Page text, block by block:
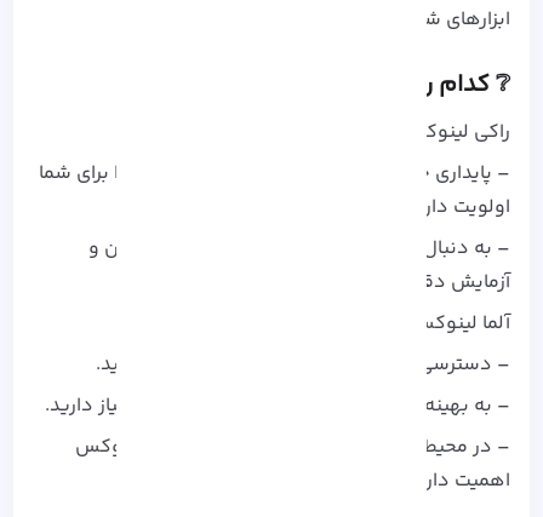
ابزارهای شخص ثالث
❔ کدام را باید انتخاب کنید؟
راکی لینوکس را انتخاب کنید اگر:
– پایداری حداکثری و به‌ روزرسانی‌ های با دقت بالا برای شما
اولویت دارد.
– به دنبال توزیعی هستید که روی قابلیت اطمینان و
آزمایش دقیق تمرکز زیادی دارد.
آلما لینوکس را انتخاب کنید اگر:
– دسترسی سریع‌ تر به به‌ روزرسانی‌ ها می‌ خواهید.
– به بهینه‌ سازی عملکرد و پشتیبانی گسترده‌ تر نیاز دارید.
– در محیط کاری شما، همکاری در اکوسیستم لینوکس
اهمیت دارد.